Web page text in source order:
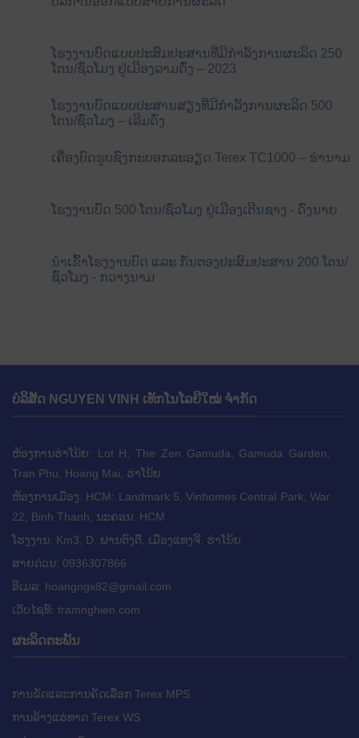
ໂຮງງານບົດແບບປະສົມປະສານທີ່ມີກຳລັງການຜະລິດ 250
ໂຕນ/ຊົ່ວໂມງ ຢູ່ເມືອງລາມດົ່ງ – 2023
ໂຮງງານບົດແບບປະສານສຽງທີ່ມີກຳລັງການຜະລິດ 500
ໂຕນ/ຊົ່ວໂມງ – ເລີມດົ່ງ
ເຄື່ອງບົດຮູບຊົງກະບອກລະອຽດ Terex TC1000 – ຮ່ານາມ
ໂຮງງານບົດ 500 ໂຕນ/ຊົ່ວໂມງ ຢູ່ເມືອງເຕີນຊາງ - ດົ່ງນາຍ
ນຳເຂົ້າໂຮງງານບົດ ແລະ ກັ່ນຕອງປະສົມປະສານ 200 ໂຕນ/
ຊົ່ວໂມງ - ກວາງນາມ
ບໍລິສັດ NGUYEN VINH ເທັກໂນໂລຍີໃໝ່ ຈຳກັດ
ຫ້ອງການຮ່າໂນ້ຍ: Lot H, The Zen Gamuda, Gamuda Garden,
Tran Phu, Hoang Mai, ຮ່າໂນ້ຍ
ຫ້ອງການເມືອງ. HCM: Landmark 5, Vinhomes Central Park, War
22, Binh Thanh, ນະຄອນ. HCM
ໂຮງງານ: Km3, D. ຟານ​ຕົງ​ຕື, ເມືອງ​ແທງ​ຈີ, ຮ່າ​ໂນ້ຍ
ສາຍດ່ວນ: 0936307866
ອີເມລ: hoangngx82@gmail.com
ເວັບໄຊທ໌: tramnghien.com
ຜະລິດຕະພັນ
ການ​ຂັດ​ແລະ​ການ​ຄັດ​ເລືອກ Terex MPS​
ການລ້າງແຮ່ທາດ Terex WS